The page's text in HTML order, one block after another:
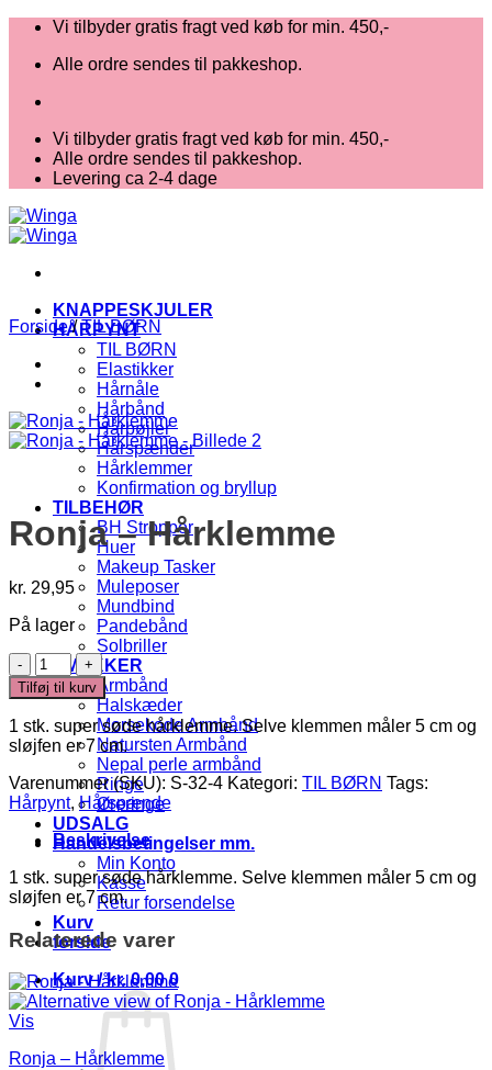
Fortsæt
indhold
Vi tilbyder gratis fragt ved køb for min. 450,-
Alle ordre sendes til pakkeshop.
Vi tilbyder gratis fragt ved køb for min. 450,-
Alle ordre sendes til pakkeshop.
Levering ca 2-4 dage
KNAPPESKJULER
HÅRPYNT
TIL BØRN
Elastikker
Hårnåle
Hårbånd
Hårbøjler
Hårspænder
Hårklemmer
Konfirmation og bryllup
TILBEHØR
BH Stropper
Huer
Makeup Tasker
Muleposer
Mundbind
Pandebånd
Solbriller
SMYKKER
Armbånd
Halskæder
Morsekode Armbånd
Natursten Armbånd
Nepal perle armbånd
Ringe
Øreringe
UDSALG
Handelsbetingelser mm.
Min Konto
Kasse
Retur forsendelse
Kurv
forside
Kurv /kr.0,00 0
Forside / TIL BØRN
Ronja – Hårklemme
kr. 29,95
På lager
Ronja
-
Hårklemme
antal
Tilføj til kurv
1 stk. super søde hårklemme. Selve klemmen måler 5 cm og
sløjfen er 7 cm.
Varenummer (SKU): S-32-4 Kategori: TIL BØRN Tags:
Hårpynt,Hårspænde
Beskrivelse
1 stk. super søde hårklemme. Selve klemmen måler 5 cm og
sløjfen er 7 cm.
Relaterede varer
Vis
Ronja – Hårklemme